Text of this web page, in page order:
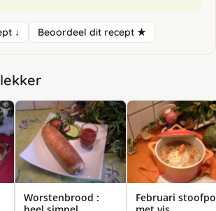
↓ Beoordeel dit recept ★
Worstenbrood :
Februari